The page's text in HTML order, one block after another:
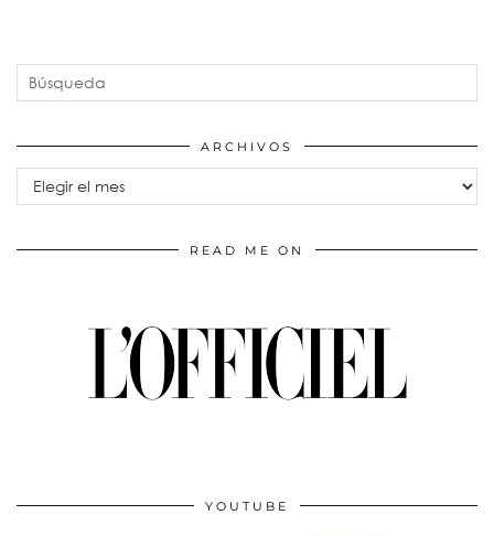
ARCHIVOS
Archivos
READ ME ON
YOUTUBE